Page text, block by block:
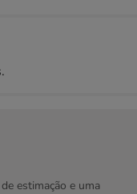
estimação e uma